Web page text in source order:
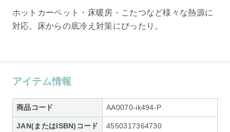
ホットカーペット・床暖房・こたつなど様々な熱源に
対応。床からの底冷え対策にぴったり。
アイテム情報
商品コード AA0070-ik494-P
JAN(またはISBN)コード 4550317364730